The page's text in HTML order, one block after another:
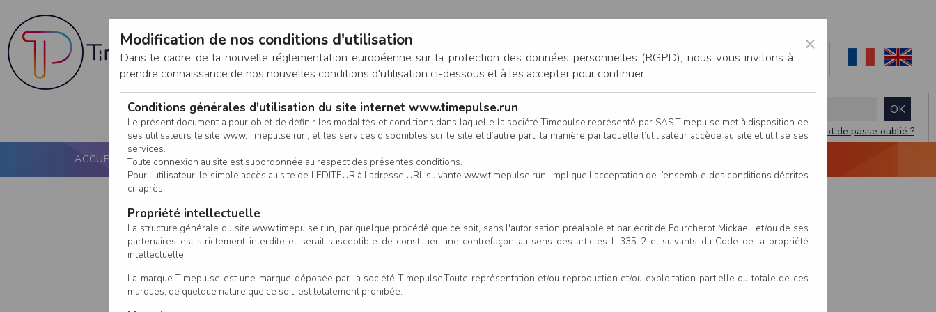
CONNEXION
Mot de passe oublié ?
ACCUEIL PUCE ACTIVE NOS SERVICES CALENDRIER RÉSULTATS
×
Modification de nos conditions d'utilisation
Dans le cadre de la nouvelle réglementation européenne sur la protection des données personnelles (RGPD), nous vous invitons à
prendre connaissance de nos nouvelles conditions d'utilisation ci-dessous et à les accepter pour continuer.
Conditions générales d'utilisation du site internet www.timepulse.run
Le présent document a pour objet de définir les modalités et conditions dans laquelle la société Timepulse représenté par SAS Timepulse,met à disposition de
ses utilisateurs le site www.Timepulse.run, et les services disponibles sur le site et d’autre part, la manière par laquelle l’utilisateur accède au site et utilise ses
services.
Toute connexion au site est subordonnée au respect des présentes conditions.
Pour l’utilisateur, le simple accès au site de l’EDITEUR à l’adresse URL suivante www.timepulse.run implique l’acceptation de l’ensemble des conditions décrites
ci-après.
Propriété intellectuelle
La structure générale du site www.timepulse.run, par quelque procédé que ce soit, sans l'autorisation préalable et par écrit de Fourcherot Mickael et/ou de ses
partenaires est strictement interdite et serait susceptible de constituer une contrefaçon au sens des articles L 335-2 et suivants du Code de la propriété
intellectuelle.
La marque Timepulse est une marque déposée par la société Timepulse.Toute représentation et/ou reproduction et/ou exploitation partielle ou totale de ces
marques, de quelque nature que ce soit, est totalement prohibée.